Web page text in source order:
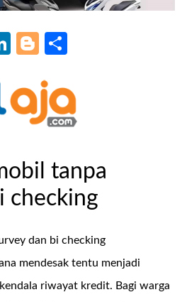
LinkedIn
Blogger
tanpa
checking
dan bi checking
mendesak tentu menjadi
riwayat kredit. Bagi warga